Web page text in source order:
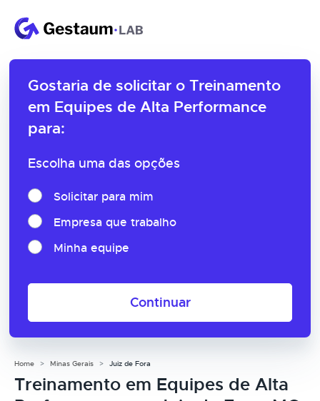
Gostaria de solicitar o Treinamento
em Equipes de Alta Performance
para:
Escolha uma das opções
Solicitar para mim
Empresa que trabalho
Minha equipe
Continuar
Home Minas Gerais Juiz de Fora
Treinamento em Equipes de Alta